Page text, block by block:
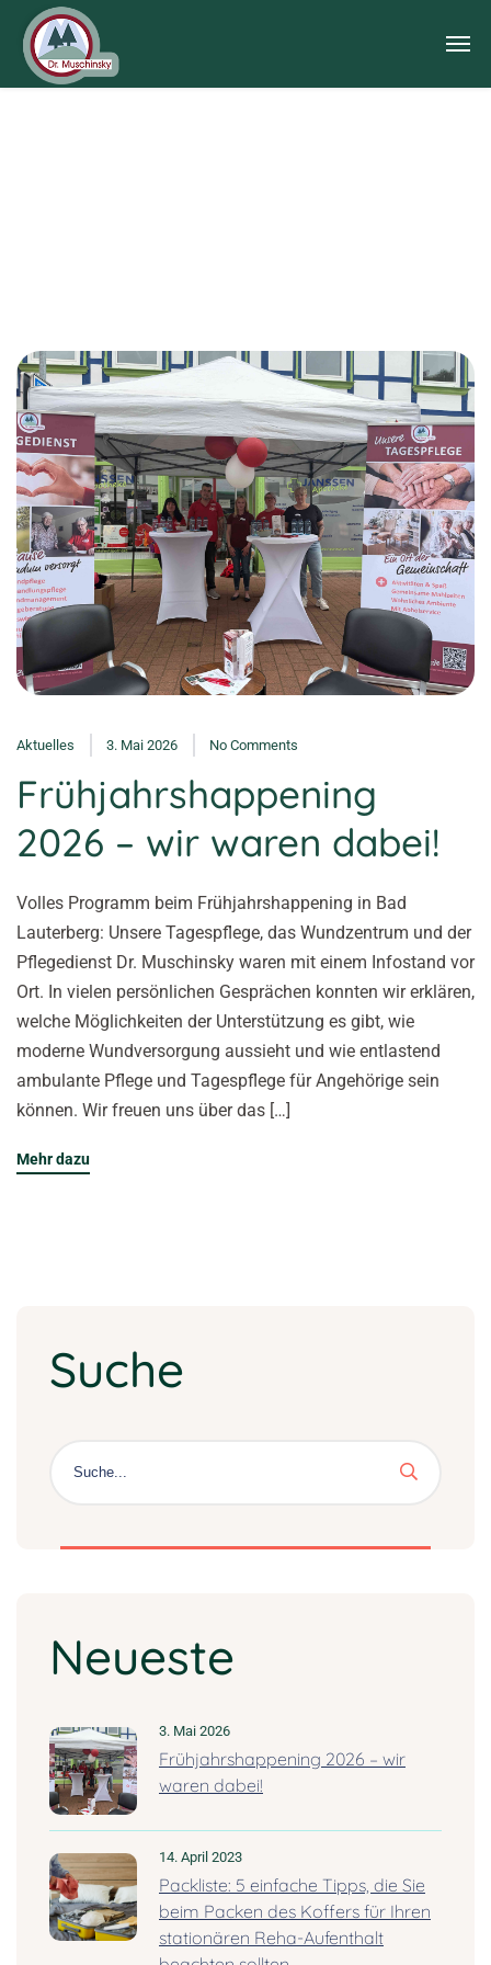
Aktuelles 3. Mai 2026 No Comments
Frühjahrshappening
2026 – wir waren dabei!
Volles Programm beim Frühjahrshappening in Bad
Lauterberg: Unsere Tagespflege, das Wundzentrum und der
Pflegedienst Dr. Muschinsky waren mit einem Infostand vor
Ort. In vielen persönlichen Gesprächen konnten wir erklären,
welche Möglichkeiten der Unterstützung es gibt, wie
moderne Wundversorgung aussieht und wie entlastend
ambulante Pflege und Tagespflege für Angehörige sein
können. Wir freuen uns über das […]
3. Mai 2026
Frühjahrshappening 2026 – wir
waren dabei!
14. April 2023
Packliste: 5 einfache Tipps, die Sie
beim Packen des Koffers für Ihren
stationären Reha-Aufenthalt